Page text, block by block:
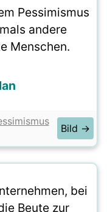
Pessimismus
andere
Menschen.
Bild →
bei
Beute zur